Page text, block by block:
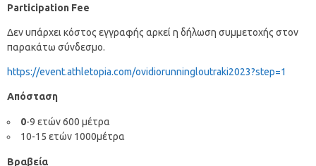
Participation Fee
Δεν υπάρχει κόστος εγγραφής αρκεί η δήλωση συμμετοχής στον
παρακάτω σύνδεσμο.
https://event.athletopia.com/ovidiorunningloutraki2023?step=1
Απόσταση
0-9 ετών 600 μέτρα
10-15 ετών 1000μέτρα
Βραβεία